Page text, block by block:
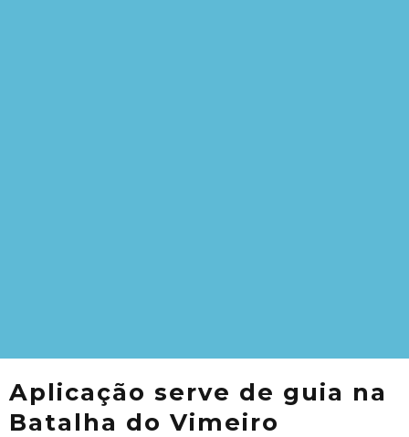
Aplicação serve de guia na
Batalha do Vimeiro